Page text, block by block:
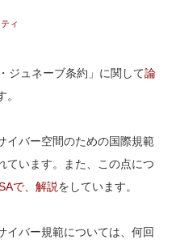
ィ
ジュネーブ条約」に関して論
イバー空間のための国際規範
ています。また、この点につ
で、解説をしています。
イバー規範については、何回